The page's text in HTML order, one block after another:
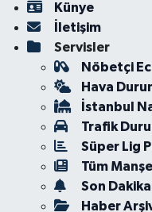
Künye
İletişim
Servisler
Nöbetçi
Hava
İstanbul
Trafik
Süper Lig
Tüm
Son
Haber